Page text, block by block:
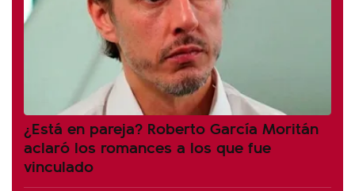
¿Está en pareja? Roberto García Moritán
aclaró los romances a los que fue
vinculado